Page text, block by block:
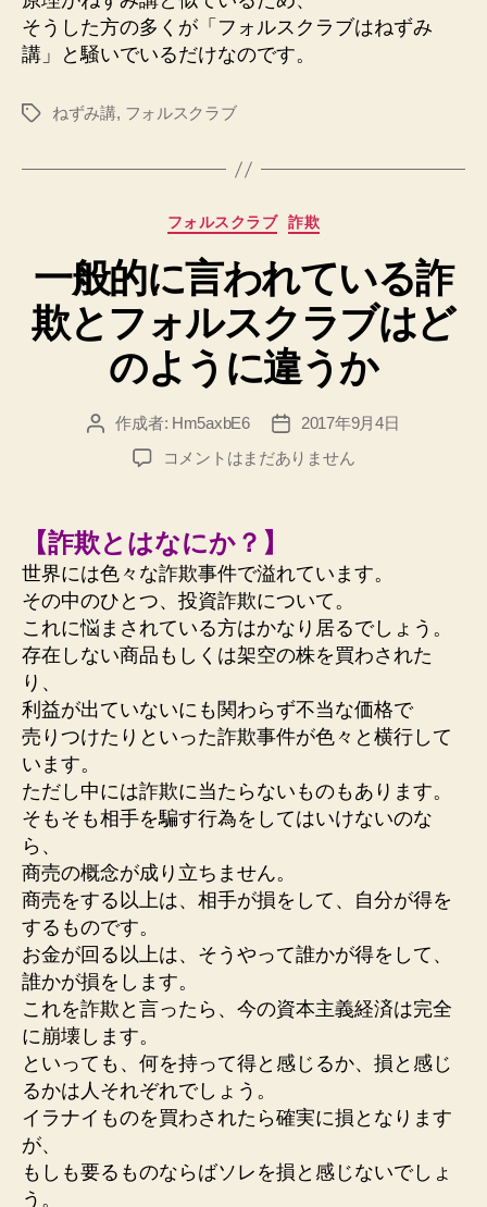
そうした方の多くが「フォルスクラブはねずみ
講」と騒いでいるだけなのです。
タ
ねずみ講, フォルスクラブ
カ
ゴ
リ
ー
フォルスクラブ 詐欺
一般的に言われている詐
欺とフォルスクラブはど
のように違うか
投
作成者: Hm5axbE6
投
稿
日
2017年9月4日
一
に
言
わ
て
い
欺
と
ォ
ル
ク
ラ
ブ
ど
の
よ
に
違
う
か
の
コメントはまだありません
【詐欺とはなにか？】
世界には色々な詐欺事件で溢れています。
その中のひとつ、投資詐欺について。
これに悩まされている方はかなり居るでしょう。
存在しない商品もしくは架空の株を買わされた
り、
利益が出ていないにも関わらず不当な価格で
売りつけたりといった詐欺事件が色々と横行して
います。
ただし中には詐欺に当たらないものもあります。
そもそも相手を騙す行為をしてはいけないのな
ら、
商売の概念が成り立ちません。
商売をする以上は、相手が損をして、自分が得を
するものです。
お金が回る以上は、そうやって誰かが得をして、
誰かが損をします。
これを詐欺と言ったら、今の資本主義経済は完全
に崩壊します。
といっても、何を持って得と感じるか、損と感じ
るかは人それぞれでしょう。
イラナイものを買わされたら確実に損となります
が、
もしも要るものならばソレを損と感じないでしょ
う。